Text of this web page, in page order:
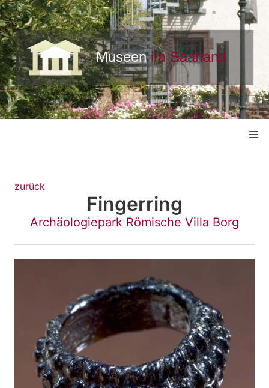
zurück
Fingerring
Archäologiepark Römische Villa Borg